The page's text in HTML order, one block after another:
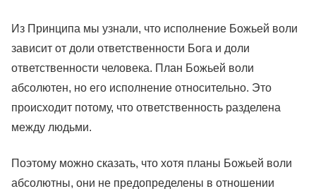
Из Принципа мы узнали, что исполнение Божьей воли
зависит от доли ответственности Бога и доли
ответственности человека. План Божьей воли
абсолютен, но его исполнение относительно. Это
происходит потому, что ответственность разделена
между людьми.
Поэтому можно сказать, что хотя планы Божьей воли
абсолютны, они не предопределены в отношении